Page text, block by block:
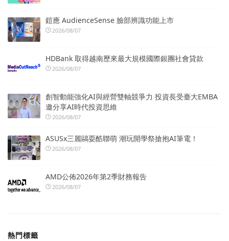
鎧應 AudienceSense 臉部辨識功能上市
2026/08/07
HDBank 取得越南歷來最大規模國際銀團社會貸款
2026/08/07
創智動能強化AI與經營雙軸競爭力 投資長受臺大EMBA
邀分享AI時代投資思維
2026/08/07
ASUSx三麗鷗耍酷聯萌 潮玩開學祭搶抱AI筆電！
2026/08/07
AMD公佈2026年第2季財務報告
2026/08/07
熱門標籤